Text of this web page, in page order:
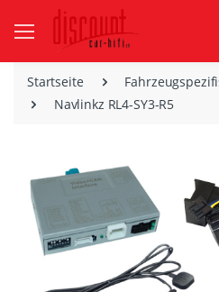
Startseite
Navlinkz RL4-SY3-R5